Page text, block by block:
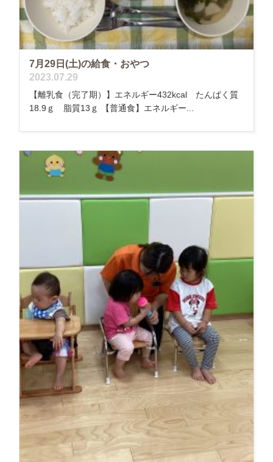
7月29日(土)の給食・おやつ
2023.07.29
【離乳食（完了期）】エネルギー432kcal たんぱく質
18.9ｇ 脂質13ｇ 【普通食】エネルギー...